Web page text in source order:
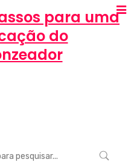
para uma
do